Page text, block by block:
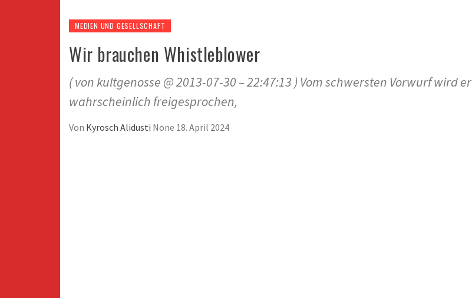
MEDIEN UND GESELLSCHAFT
Wir brauchen Whistleblower
( von kultgenosse @ 2013-07-30 – 22:47:13 ) Vom schwersten Vorwurf wird er
wahrscheinlich freigesprochen,
Von Kyrosch Alidusti None 18. April 2024